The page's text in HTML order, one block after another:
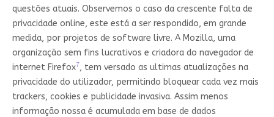
questões atuais. Observemos o caso da crescente falta de
privacidade online, este está a ser respondido, em grande
medida, por projetos de software livre. A Mozilla, uma
organização sem fins lucrativos e criadora do navegador de
internet Firefox7, tem versado as ultimas atualizações na
privacidade do utilizador, permitindo bloquear cada vez mais
trackers, cookies e publicidade invasiva. Assim menos
informação nossa é acumulada em base de dados